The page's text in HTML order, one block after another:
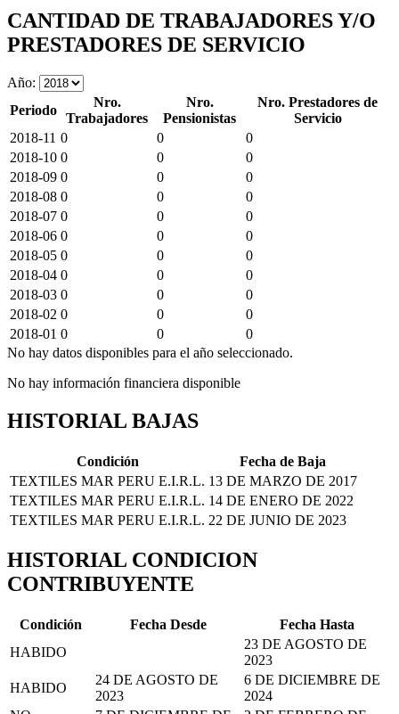
CANTIDAD DE TRABAJADORES Y/O
PRESTADORES DE SERVICIO
Año:
Periodo
Nro.
Trabajadores
Nro.
Pensionistas
Nro. Prestadores de
Servicio
2018-11 0 0
0
2018-10 0 0
0
2018-09 0 0
0
2018-08 0 0
0
2018-07 0 0
0
2018-06 0 0
0
2018-05 0 0
0
2018-04 0 0
0
2018-03 0 0
0
2018-02 0 0
0
2018-01 0 0
0
No hay datos disponibles para el año seleccionado.
No hay información financiera disponible
HISTORIAL BAJAS
Condición
Fecha de Baja
TEXTILES MAR PERU E.I.R.L. 13 DE MARZO DE 2017
TEXTILES MAR PERU E.I.R.L. 14 DE ENERO DE 2022
TEXTILES MAR PERU E.I.R.L. 22 DE JUNIO DE 2023
HISTORIAL CONDICION
CONTRIBUYENTE
Condición Fecha Desde
Fecha Hasta
HABIDO
23 DE AGOSTO DE
2023
HABIDO
24 DE AGOSTO DE
2023
6 DE DICIEMBRE DE
2024